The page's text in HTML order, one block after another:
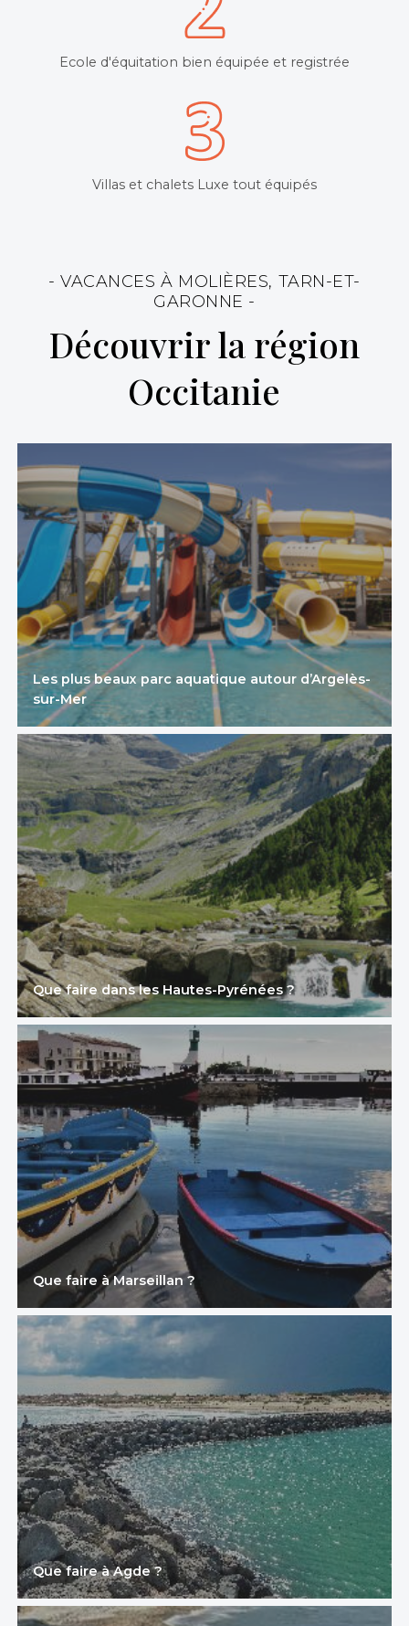
Ecole d'équitation bien équipée et registrée
Villas et chalets Luxe tout équipés
- VACANCES À MOLIÈRES, TARN-ET-
GARONNE -
Découvrir la région
Occitanie
Les plus beaux parc aquatique autour d’Argelès-
sur-Mer
Que faire dans les Hautes-Pyrénées ?
Que faire à Marseillan ?
Que faire à Agde ?